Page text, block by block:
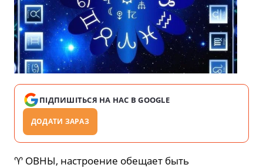
ПІДПИШІТЬСЯ НА НАС В GOOGLE
ДОДАТИ ЗАРАЗ
♈️ ОВНЫ, настроение обещает быть